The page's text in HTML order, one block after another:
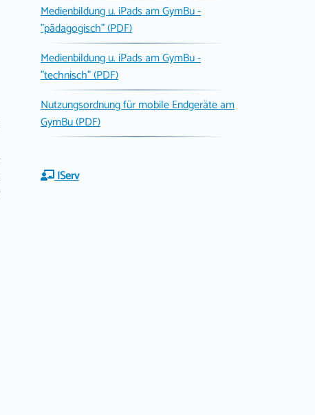
Medienbildung u. iPads am GymBu -
"pädagogisch" (PDF)
Medienbildung u. iPads am GymBu -
"technisch" (PDF)
Nutzungsordnung für mobile Endgeräte am
GymBu (PDF)
IServ